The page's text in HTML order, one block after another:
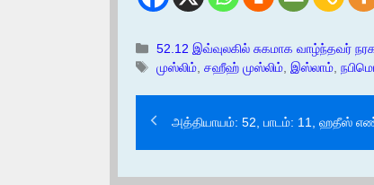
Categories
52.12 இவ்வுலகில் சுகமாக வாழ்ந்தவர்
Tags
முஸ்லிம் ,சஹீஹ் முஸ்லிம் ,இஸ்லாம் ,
அத்தியாயம்: 52, பாடம்: 11, ஹதீஸ்